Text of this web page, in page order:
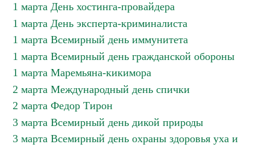
1 марта День хостинга-провайдера
1 марта День эксперта-криминалиста
1 марта Всемирный день иммунитета
1 марта Всемирный день гражданской обороны
1 марта Маремьяна-кикимора
2 марта Международный день спички
2 марта Федор Тирон
3 марта Всемирный день дикой природы
3 марта Всемирный день охраны здоровья уха и